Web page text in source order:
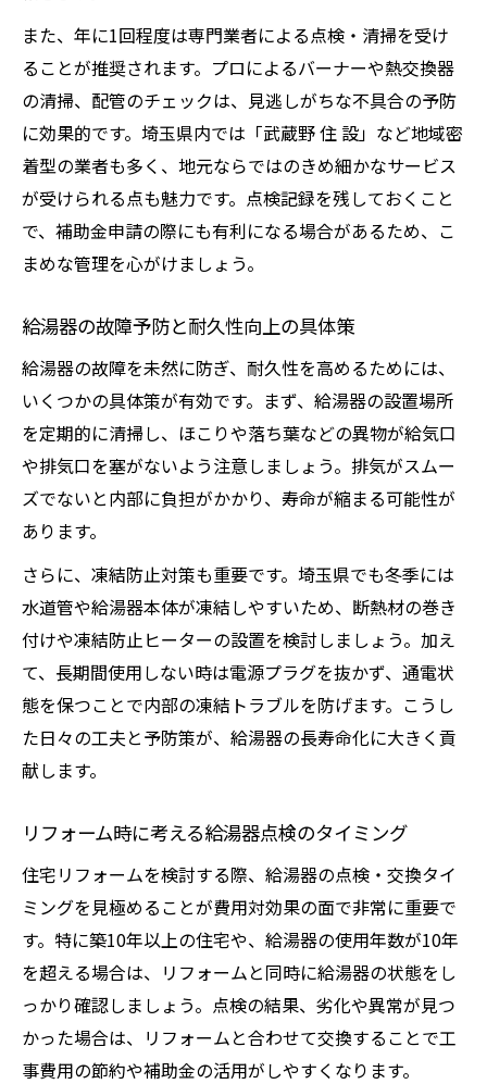
また、年に1回程度は専門業者による点検・清掃を受け
ることが推奨されます。プロによるバーナーや熱交換器
の清掃、配管のチェックは、見逃しがちな不具合の予防
に効果的です。埼玉県内では「武蔵野 住 設」など地域密
着型の業者も多く、地元ならではのきめ細かなサービス
が受けられる点も魅力です。点検記録を残しておくこと
で、補助金申請の際にも有利になる場合があるため、こ
まめな管理を心がけましょう。
給湯器の故障予防と耐久性向上の具体策
給湯器の故障を未然に防ぎ、耐久性を高めるためには、
いくつかの具体策が有効です。まず、給湯器の設置場所
を定期的に清掃し、ほこりや落ち葉などの異物が給気口
や排気口を塞がないよう注意しましょう。排気がスムー
ズでないと内部に負担がかかり、寿命が縮まる可能性が
あります。
さらに、凍結防止対策も重要です。埼玉県でも冬季には
水道管や給湯器本体が凍結しやすいため、断熱材の巻き
付けや凍結防止ヒーターの設置を検討しましょう。加え
て、長期間使用しない時は電源プラグを抜かず、通電状
態を保つことで内部の凍結トラブルを防げます。こうし
た日々の工夫と予防策が、給湯器の長寿命化に大きく貢
献します。
リフォーム時に考える給湯器点検のタイミング
住宅リフォームを検討する際、給湯器の点検・交換タイ
ミングを見極めることが費用対効果の面で非常に重要で
す。特に築10年以上の住宅や、給湯器の使用年数が10年
を超える場合は、リフォームと同時に給湯器の状態をし
っかり確認しましょう。点検の結果、劣化や異常が見つ
かった場合は、リフォームと合わせて交換することで工
事費用の節約や補助金の活用がしやすくなります。